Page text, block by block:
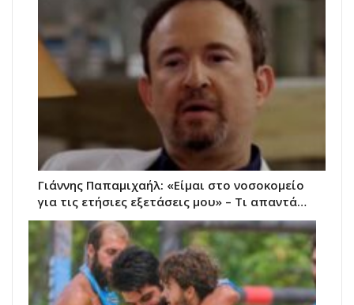
Γιάννης Παπαμιχαήλ: «Είμαι στο νοσοκομείο
για τις ετήσιες εξετάσεις μου» – Τι απαντά…